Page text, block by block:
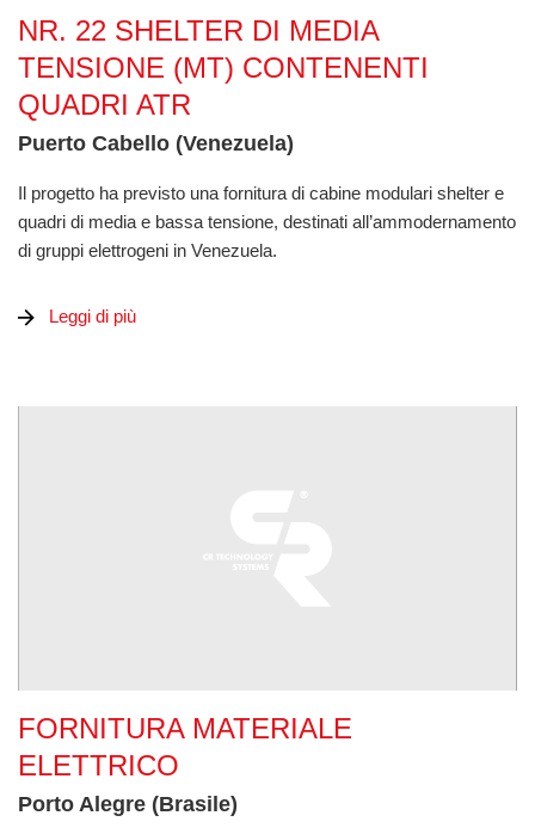
NR. 22 SHELTER DI MEDIA
TENSIONE (MT) CONTENENTI
QUADRI ATR
Puerto Cabello (Venezuela)
Il progetto ha previsto una fornitura di cabine modulari shelter e
quadri di media e bassa tensione, destinati all’ammodernamento
di gruppi elettrogeni in Venezuela.
Leggi di più
FORNITURA MATERIALE
ELETTRICO
Porto Alegre (Brasile)